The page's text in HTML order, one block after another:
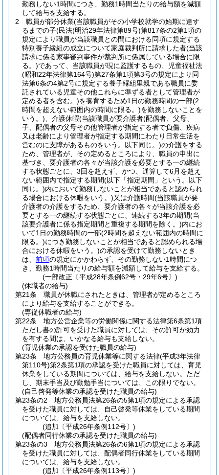
勤務しない1時間につき、勤務1時間当たりの給与額を減額
して給与を支給する。
2
職員が部分休業(当該職員がその小学校就学の始期に達す
るまでの子(民法(明治29年法律第89号)第817条の2第1項の
規定により職員が当該職員との間における同項に規定する
特別養子縁組の成立について家庭裁判所に請求した者(当該
請求に係る家事審判事件が裁判所に係属している場合に限
る。)であって、当該職員が現に監護するもの、児童福祉法
(昭和22年法律第164号)第27条第1項第3号の規定により同
法第6条の4第2号に規定する養子縁組里親である職員に委
託されている児童その他これらに準ずる者として管理者が
定める者を含む。)を養育するため1日の勤務時間の一部(2
時間を超えない範囲内の時間に限る。)を勤務しないことを
いう。) 、介護休暇(当該職員が要介護者(配偶者、父母、
子、配偶者の父母その他管理者が指定する者で負傷、疾病
又は老齢により管理者が指定する期間にわたり日常生活を
営むのに支障があるものをいう。以下同じ。)の介護をする
ため、管理者が、その定めるところにより、職員の申出に
基づき、要介護者の各々が当該介護を必要とする一の継続
する状態ごとに、3回を超えず、かつ、通算して6月を超え
ない範囲内で指定する期間(以下「指定期間」という。以下
同じ。)内において勤務しないことが相当であると認められ
る場合における休暇をいう。)又は介護時間(当該職員が要
介護者の介護をするため、要介護者の各々が当該介護を必
要とする一の継続する状態ごとに、連続する3年の期間(当
該要介護者に係る指定期間と重複する期間を除く。)内にお
いて1日の勤務時間の一部(2時間を超えない範囲内の時間に
限る。)につき勤務しないことが相当であると認められる場
合における休暇をいう。)の承認を受けて勤務しないとき
は、 前項の規定にかかわらず、その勤務しない1時間につ
き、勤務1時間当たりの給与額を減額して給与を支給する。
(一部改正〔平成28年条例62号・29年6号〕)
(休職者の給与)
第21条
職員が休職にされたときは、管理者が定めるところ
により給与を支給することができる。
(専従休職者の給与)
第22条
地方公営企業等の労働関係に関する法律第6条第1項
ただし書の許可を受けた職員に対しては、その許可が効力
を有する間は、いかなる給与も支給しない。
(育児休業の承認を受けた職員の給与)
第23条
地方公務員の育児休業等に関する法律(平成3年法律
第110号)第2条第1項の承認を受けた職員に対しては、育児
休業をしている期間については、給与を支給しない。 ただ
し、期末手当及び勤勉手当については、この限りでない。
(自己啓発等休業の承認を受けた職員の給与)
第23条の2
地方公務員法第26条の5第1項の規定による承認
を受けた職員に対しては、自己啓発等休業をしている期間
については、給与を支給しない。
(追加〔平成26年条例112号〕)
(配偶者同行休業の承認を受けた職員の給与)
第23条の3
地方公務員法第26条の6第1項の規定による承認
を受けた職員に対しては、配偶者同行休業をしている期間
については、給与を支給しない。
(追加〔平成26年条例113号〕)